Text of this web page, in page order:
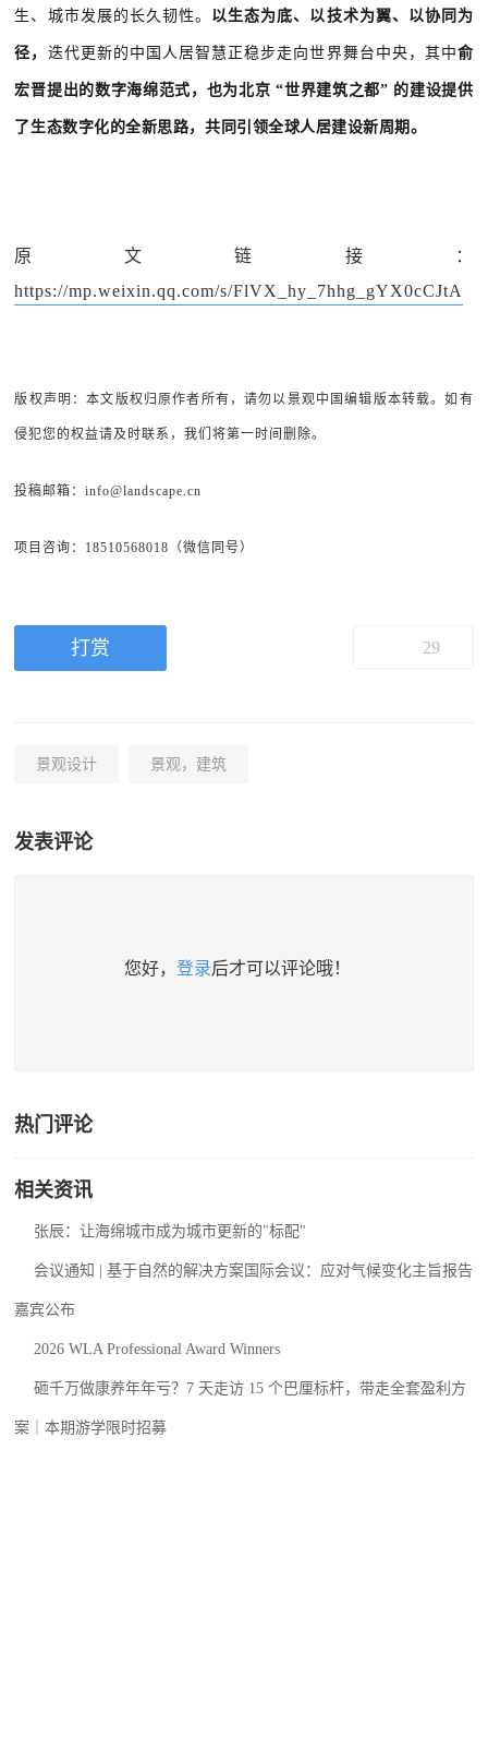
生、城市发展的长久韧性。 以生态为底、以技术为翼、以协同为
径， 迭代更新的中国人居智慧正稳步走向世界舞台中央，其中俞
宏晋提出的数字海绵范式，也为北京 “世界建筑之都” 的建设提供
了生态数字化的全新思路，共同引领全球人居建设新周期。
原文链接：
https://mp.weixin.qq.com/s/FlVX_hy_7hhg_gYX0cCJtA
版权声明：本文版权归原作者所有，请勿以景观中国编辑版本转载。如有
侵犯您的权益请及时联系，我们将第一时间删除。
投稿邮箱：info@landscape.cn
项目咨询：18510568018（微信同号）
打赏 29
景观设计 景观，建筑
发表评论
您好， 登录后才可以评论哦！
热门评论
相关资讯
张辰：让海绵城市成为城市更新的"标配"
会议通知 | 基于自然的解决方案国际会议：应对气候变化主旨报告
嘉宾公布
2026 WLA Professional Award Winners
砸千万做康养年年亏？7 天走访 15 个巴厘标杆，带走全套盈利方
案｜本期游学限时招募